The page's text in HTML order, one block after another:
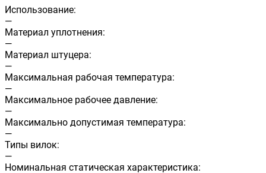
Использование:
—
Материал уплотнения:
—
Материал штуцера:
—
Максимальная рабочая температура:
—
Максимальное рабочее давление:
—
Максимально допустимая температура:
—
Типы вилок:
—
Номинальная статическая характеристика: